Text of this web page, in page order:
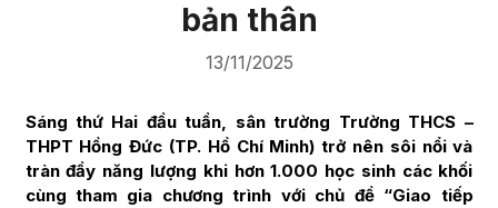
bản thân
13/11/2025
Sáng thứ Hai đầu tuần, sân trường Trường THCS –
THPT Hồng Đức (TP. Hồ Chí Minh) trở nên sôi nổi và
tràn đầy năng lượng khi hơn 1.000 học sinh các khối
cùng tham gia chương trình với chủ đề “Giao tiếp